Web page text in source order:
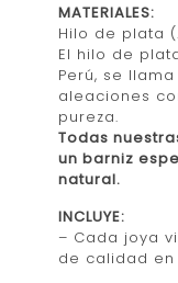
MATERIALES:
Hilo de plata
El hilo de
Perú, se
aleaciones
pureza.
Todas
un barniz
natural.
INCLUYE:
– Cada joya
de calidad en